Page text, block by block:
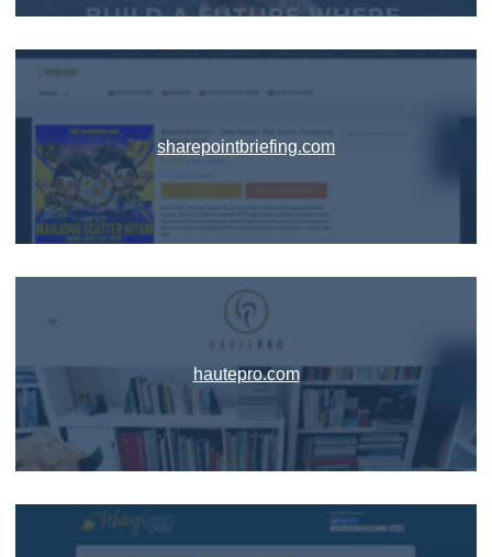
sharepointbriefing.com
hautepro.com